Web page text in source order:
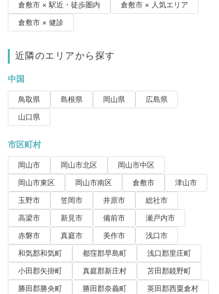
倉敷市 × 駅近・徒歩圏内
倉敷市 × 人気エリア
倉敷市 × 健診
近隣のエリアから探す
中国
鳥取県 島根県 岡山県
広島県
山口県
市区町村
岡山市 岡山市北区
岡山市中区
岡山市東区
岡山市南区 倉敷市
津山市
玉野市
笠岡市 井原市
総社市
高梁市
新見市 備前市
瀬戸内市
赤磐市
真庭市 美作市
浅口市
和気郡和気町
都窪郡早島町
浅口郡里庄町
小田郡矢掛町
真庭郡新庄村
苫田郡鏡野町
勝田郡勝央町
勝田郡奈義町
英田郡西粟倉村